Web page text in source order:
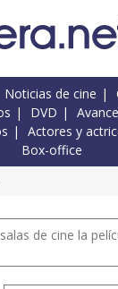
Noticias de cine
DVD
Actores y
Box-office
de cine la